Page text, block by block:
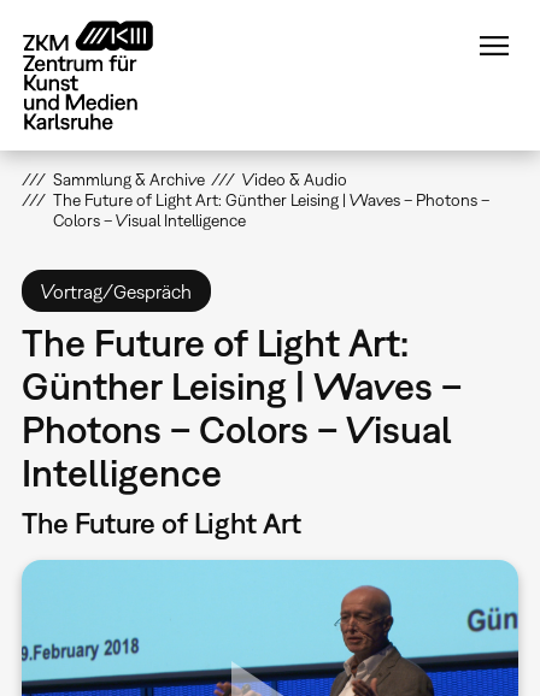
zum
Inhalt
Sammlung & Archive
Video & Audio
The Future of Light Art: Günther Leising | Waves – Photons –
Colors – Visual Intelligence
Vortrag/Gespräch
The Future of Light Art:
Günther Leising | Waves –
Photons – Colors – Visual
Intelligence
The Future of Light Art